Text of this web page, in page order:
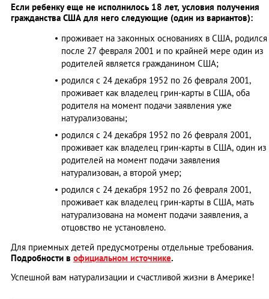
Если ребенку еще не исполнилось 18 лет, условия получения
гражданства США для него следующие (один из вариантов):
проживает на законных основаниях в США, родился
после 27 февраля 2001 и по крайней мере один из
родителей является гражданином США;
родился с 24 декабря 1952 по 26 февраля 2001,
проживает как владелец грин-карты в США, оба
родителя на момент подачи заявления уже
натурализованы;
родился с 24 декабря 1952 по 26 февраля 2001,
проживает как владелец грин-карты в США, один из
родителей на момент подачи заявления
натурализован, а второй умер;
родился с 24 декабря 1952 по 26 февраля 2001,
проживает как владелец грин-карты в США, мать
натурализована на момент подачи заявления, а
отцовство не установлено.
Для приемных детей предусмотрены отдельные требования.
Подробности в официальном источнике.
Успешной вам натурализации и счастливой жизни в Америке!